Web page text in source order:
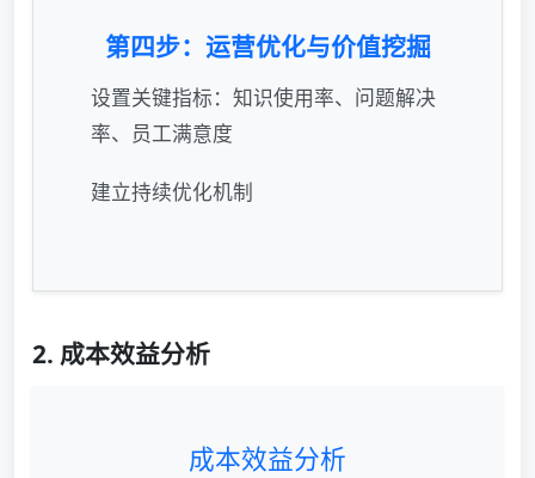
第四步：运营优化与价值挖掘
设置关键指标：知识使用率、问题解决
率、员工满意度
建立持续优化机制
2. 成本效益分析
成本效益分析